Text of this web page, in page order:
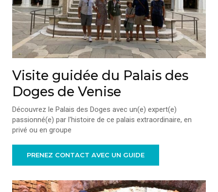
Visite guidée du Palais des
Doges de Venise
Découvrez le Palais des Doges avec un(e) expert(e)
passionné(e) par l'histoire de ce palais extraordinaire, en
privé ou en groupe
PRENEZ CONTACT AVEC UN GUIDE